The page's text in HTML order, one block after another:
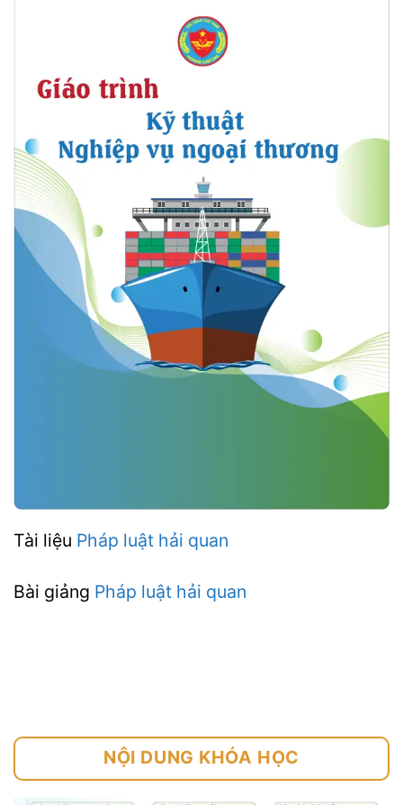
Tài liệu Pháp luật hải quan
Bài giảng Pháp luật hải quan
NỘI DUNG KHÓA HỌC